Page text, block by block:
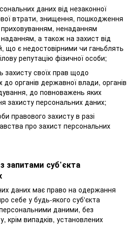
даних від незаконної
втрати, знищення, пошкодження
ненаданням
а також на захист від
що є недостовірними чи ганьблять
репутацію фізичної особи;
захисту своїх прав щодо
органів державної влади, органів
до повноважень яких
захисту персональних даних;
правового захисту в разі
про захист персональних
суб’єкта
даних має право на одержання
себе у будь-якого суб'єкта
даними, без
крім випадків, установлених